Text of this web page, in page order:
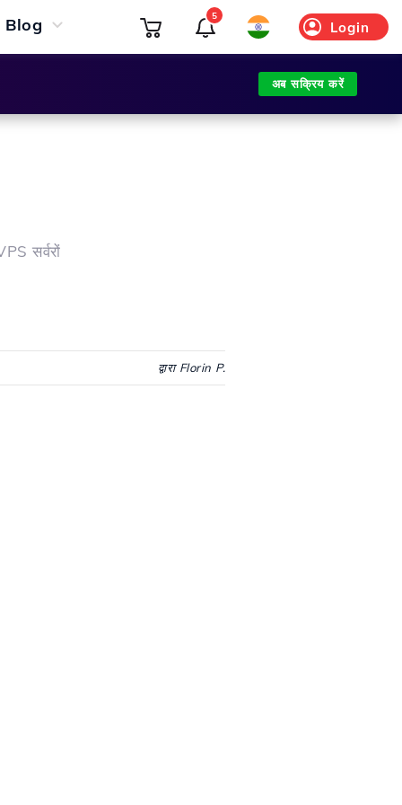
Blog Login
5
अब सक्रिय करें
सर्वरों
द्वारा Florin P.